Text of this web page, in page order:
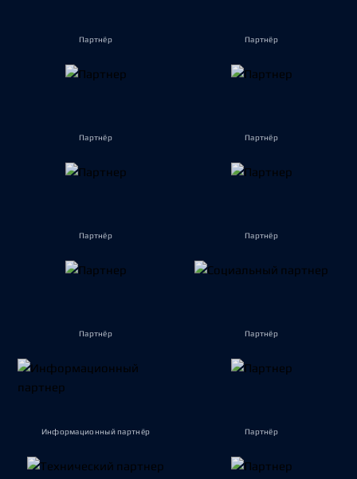
Партнёр Партнёр
Партнёр Партнёр
Партнёр Партнёр
Партнёр Партнёр
Информационный партнёр Партнёр